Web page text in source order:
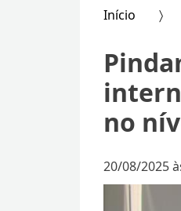
Início
no
20/08/2025